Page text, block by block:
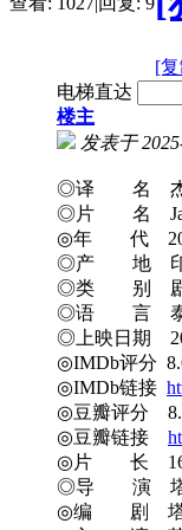
[
电梯直达
楼主
发表于
◎译 名 杰伊
◎片 名 Jai
◎年 代
◎产 地 印
◎类 别 剧
◎语 言 泰
◎上映日期
◎IMDb评分
◎IMDb链接
◎豆瓣评分
◎豆瓣链接
◎片 长
◎导 演 塔·塞
◎编 剧 塔·塞